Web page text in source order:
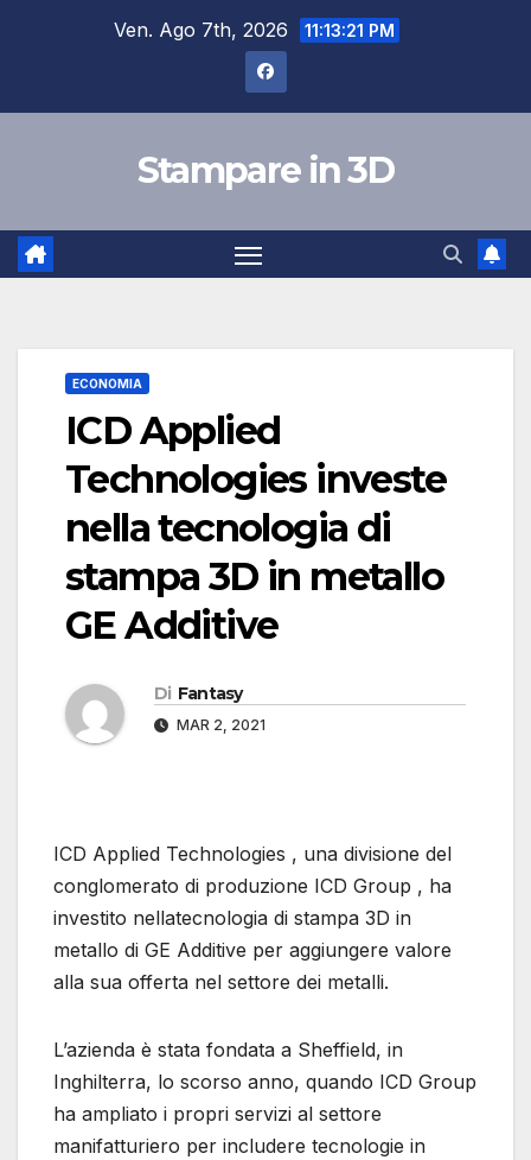
Ven. Ago 7th, 2026 11:13:22 PM
Stampare in 3D
ECONOMIA
ICD Applied
Technologies investe
nella tecnologia di
stampa 3D in metallo
GE Additive
Di Fantasy
MAR 2, 2021
ICD Applied Technologies , una divisione del
conglomerato di produzione ICD Group , ha
investito nellatecnologia di stampa 3D in
metallo di GE Additive per aggiungere valore
alla sua offerta nel settore dei metalli.
L’azienda è stata fondata a Sheffield, in
Inghilterra, lo scorso anno, quando ICD Group
ha ampliato i propri servizi al settore
manifatturiero per includere tecnologie in